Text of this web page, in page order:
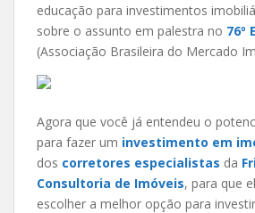
educação para investimentos
sobre o assunto em palestra no 76º
(Associação Brasileira do Mercado
Agora que você já entendeu o
para fazer um investimento em
dos corretores especialistas da
Consultoria de Imóveis, para que
escolher a melhor opção para